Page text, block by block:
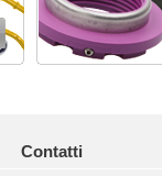
Contatti